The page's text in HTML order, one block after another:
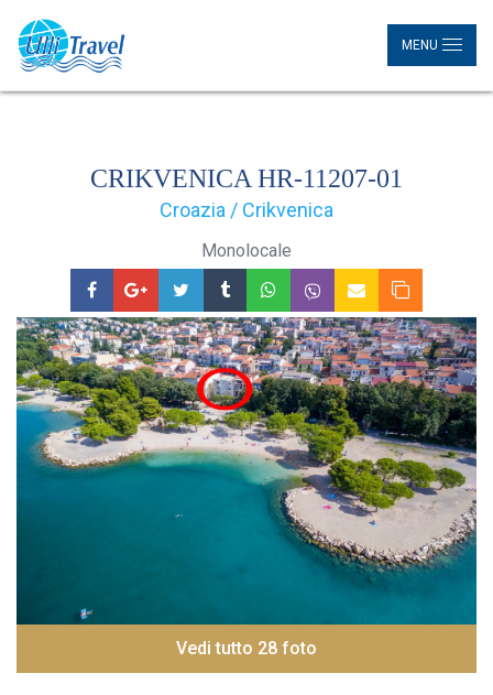
MENU
CRIKVENICA HR-11207-01
Croazia / Crikvenica
Monolocale
Vedi tutto 28 foto